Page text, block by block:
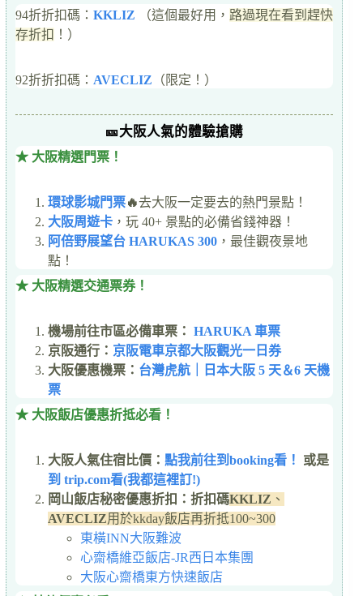
94折折扣碼： KKLIZ （這個最好用， 路過現在看到趕快
存折扣 ！）
92折折扣碼： AVECLIZ （限定！）
🎫大阪人氣的體驗搶購
★ 大阪精選門票！
環球影城門票🔥去大阪一定要去的熱門景點！
大阪周遊卡，玩 40+ 景點的必備省錢神器！
阿倍野展望台 HARUKAS 300，最佳觀夜景地
點！
★ 大阪精選交通票券！
機場前往市區必備車票： HARUKA 車票
京阪通行： 京阪電車京都大阪觀光一日券
大阪優惠機票： 台灣虎航｜日本大阪 5 天＆6 天機
票
★ 大阪飯店優惠折抵必看！
大阪人氣住宿比價： 點我前往到booking看！
或是
到 trip.com看(我都這裡訂!)
岡山飯店秘密優惠折扣：折扣碼KKLIZ 、
AVECLIZ用於kkday飯店再折抵100~300
東橫INN大阪難波
心齋橋維亞飯店-JR西日本集團
大阪心齋橋東方快速飯店